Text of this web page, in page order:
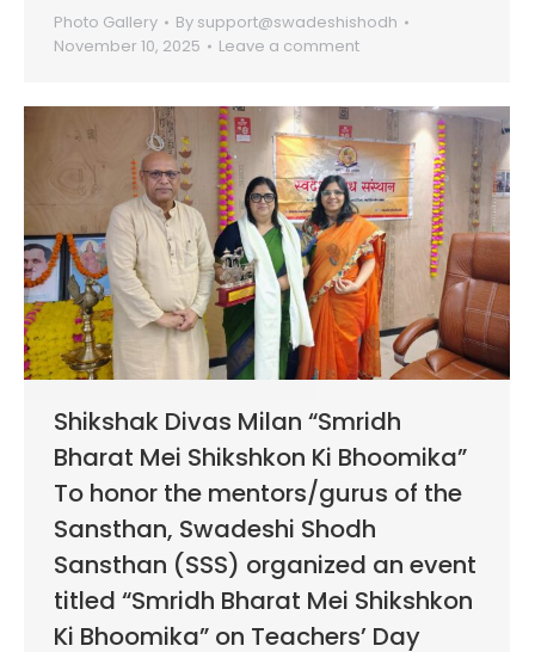
Photo Gallery By support@swadeshishodh
November 10, 2025
Leave a comment
Shikshak Divas Milan “Smridh
Bharat Mei Shikshkon Ki Bhoomika”
To honor the mentors/gurus of the
Sansthan, Swadeshi Shodh
Sansthan (SSS) organized an event
titled “Smridh Bharat Mei Shikshkon
Ki Bhoomika” on Teachers’ Day